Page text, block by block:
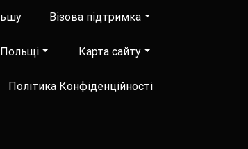
Візова підтримка
Карта сайту
Політика Конфіденційності